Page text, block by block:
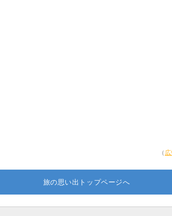
（
旅の思い出トップページへ